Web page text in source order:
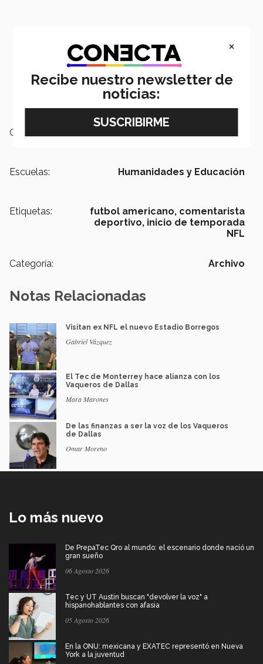
Campus:
Escuelas: Humanidades y Educación
Etiquetas: futbol americano, comentarista
deportivo, inicio de temporada
NFL
Categoría: Archivo
Notas Relacionadas
Visitan ex NFL el nuevo Estadio Borregos
Gabriel Vázquez
El Tec de Monterrey hace alianza con los
Vaqueros de Dallas
Mara Marones
De las finanzas a ser la voz de los Vaqueros
de Dallas
Omar Moreno
Lo más nuevo
De PrepaTec Qro al mundo: el escenario donde nació un
gran sueño
06 Agosto 2026
Tec y UT Austin buscan "devolver la voz" a
hispanohablantes con afasia
05 Agosto 2026
En la ONU: mexicana y EXATEC representó en Nueva
York a la juventud
×
Recibe nuestro newsletter de
noticias: